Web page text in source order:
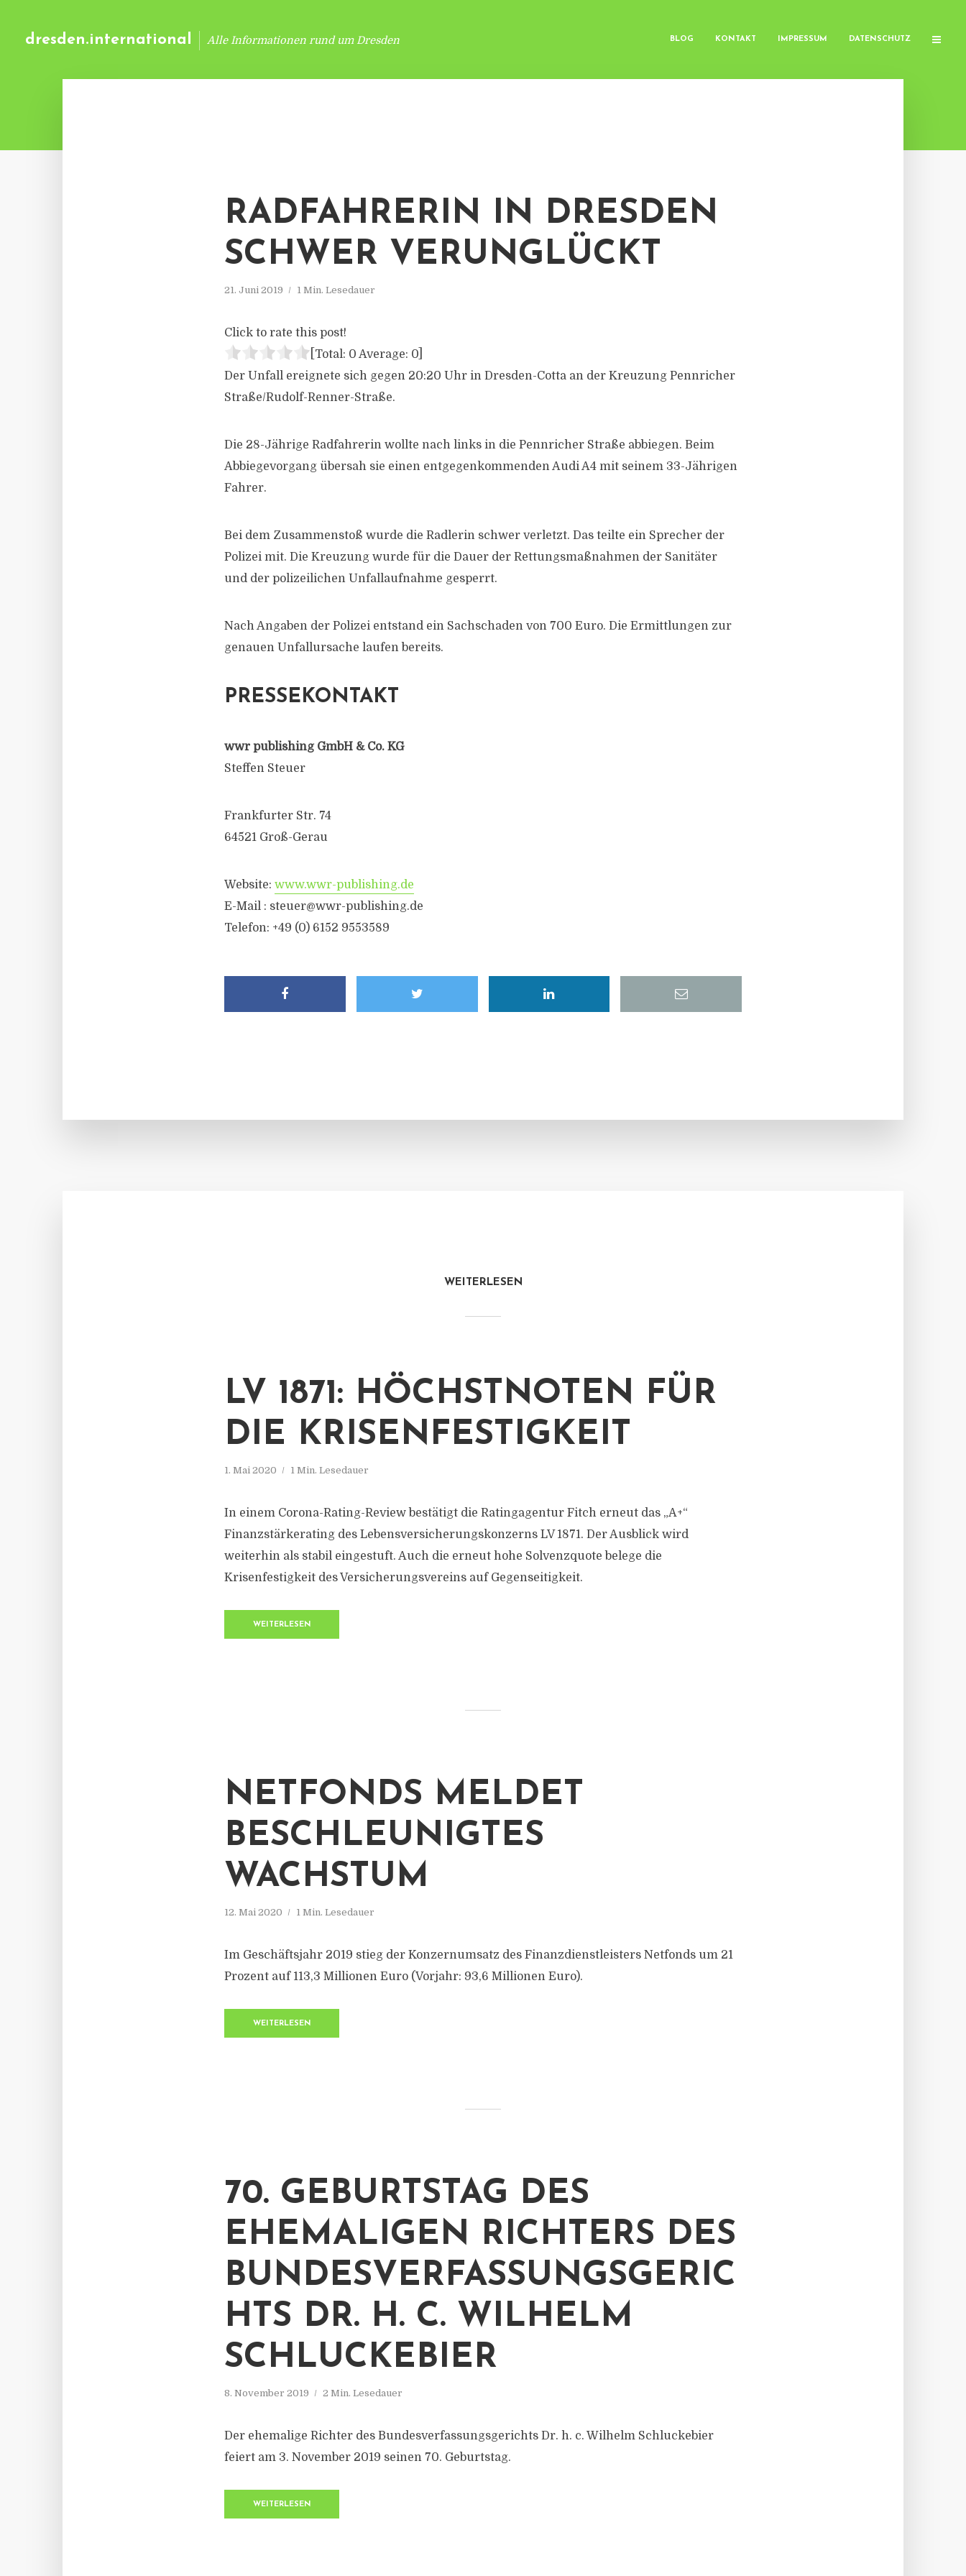
dresden.international Alle Informationen rund um Dresden BLOG KONTAKT IMPRESSUM DATENSCHUTZ
RADFAHRERIN IN DRESDEN
SCHWER VERUNGLÜCKT
21. Juni 2019 1 Min. Lesedauer
Click to rate this post!
[Total: 0 Average: 0
Der Unfall ereignete sich gegen 20:20 Uhr in Dresden-Cotta an der Kreuzung Pennricher
Straße/Rudolf-Renner-Straße.
Die 28-Jährige Radfahrerin wollte nach links in die Pennricher Straße abbiegen. Beim
Abbiegevorgang übersah sie einen entgegenkommenden Audi A4 mit seinem 33-Jährigen
Fahrer.
Bei dem Zusammenstoß wurde die Radlerin schwer verletzt. Das teilte ein Sprecher der
Polizei mit. Die Kreuzung wurde für die Dauer der Rettungsmaßnahmen der Sanitäter
und der polizeilichen Unfallaufnahme gesperrt.
Nach Angaben der Polizei entstand ein Sachschaden von 700 Euro. Die Ermittlungen zur
genauen Unfallursache laufen bereits.
PRESSEKONTAKT
wwr publishing GmbH & Co. KG
Steffen Steuer
Frankfurter Str. 74
64521 Groß-Gerau
Website: www.wwr-publishing.de
E-Mail : steuer@wwr-publishing.de
Telefon: +49 (0) 6152 9553589
WEITERLESEN
LV 1871: HÖCHSTNOTEN FÜR
DIE KRISENFESTIGKEIT
1. Mai 2020 1 Min. Lesedauer
In einem Corona-Rating-Review bestätigt die Ratingagentur Fitch erneut das „A+“
Finanzstärkerating des Lebensversicherungskonzerns LV 1871. Der Ausblick wird
weiterhin als stabil eingestuft. Auch die erneut hohe Solvenzquote belege die
Krisenfestigkeit des Versicherungsvereins auf Gegenseitigkeit.
WEITERLESEN
NETFONDS MELDET
BESCHLEUNIGTES
WACHSTUM
12. Mai 2020 1 Min. Lesedauer
Im Geschäftsjahr 2019 stieg der Konzernumsatz des Finanzdienstleisters Netfonds um 21
Prozent auf 113,3 Millionen Euro (Vorjahr: 93,6 Millionen Euro).
WEITERLESEN
70. GEBURTSTAG DES
EHEMALIGEN RICHTERS DES
BUNDESVERFASSUNGSGERIC
HTS DR. H. C. WILHELM
SCHLUCKEBIER
8. November 2019 2 Min. Lesedauer
Der ehemalige Richter des Bundesverfassungsgerichts Dr. h. c. Wilhelm Schluckebier
feiert am 3. November 2019 seinen 70. Geburtstag.
WEITERLESEN